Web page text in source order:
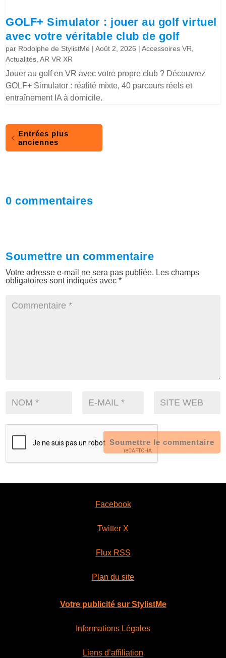
GOLF+ Simulator : jouer au golf virtuel
avec votre véritable club de golf
par Rodolphe de StylistMe |Août 2, 2026 |Accessoires VR
Actualités ,AR VR XR
Jouer au golf en VR avec votre propre club ? Découvrez
GOLF+ Simulator : réalité mixte, 40 parcours réels et
entraînement IA à domicile.
Entrées plus
anciennes
0 commentaires
Soumettre un commentaire
Votre adresse e-mail ne sera pas publiée. Les champs
obligatoires sont indiqués avec*
Soumettre le commentaire
Facebook
Twitter X
Flux RSS
Plan du site
Votre publicité sur StylistMe
Informations Légales
Liens d’affiliation